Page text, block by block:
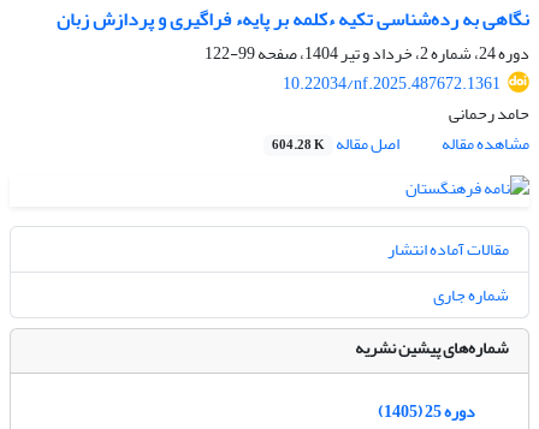
نگاهی به رده‌شناسی تکیه ءکلمه بر پایهء فراگیری و پردازش زبان
دوره 24، شماره 2، خرداد و تیر 1404، صفحه
99-122
10.22034/nf.2025.487672.1361
حامد رحمانی
مشاهده مقاله
اصل مقاله 604.28 K
مقالات آماده انتشار
شماره جاری
شماره‌های پیشین نشریه
دوره 25 (1405)